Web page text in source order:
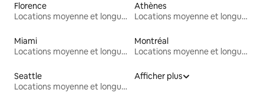
Florence
Locations moyenne et longue durée
Athènes
Locations moyenne et longue durée
Miami
Locations moyenne et longue durée
Montréal
Locations moyenne et longue durée
Seattle
Locations moyenne et longue durée
Afficher plus